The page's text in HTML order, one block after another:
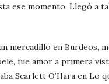
ese momento. Llegó a
mercadillo en Burdeos,
fue amor a primera
Scarlett O’Hara en Lo